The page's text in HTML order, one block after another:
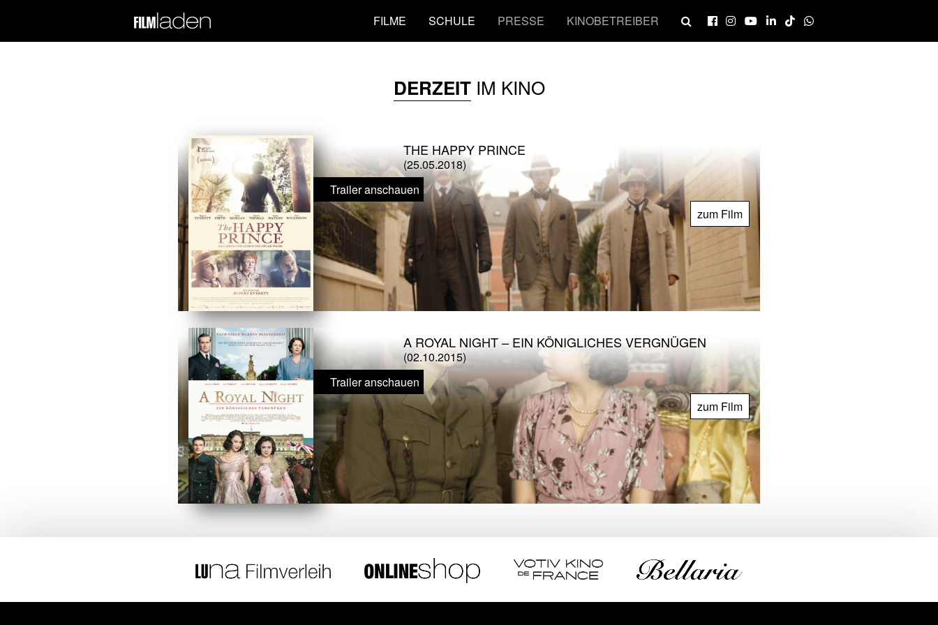
FILME SCHULE PRESSE KINOBETREIBER
DERZEITIM KINO
THE HAPPY PRINCE
(25.05.2018)
Trailer anschauen
zum Film
A ROYAL NIGHT – EIN KÖNIGLICHES VERGNÜGEN
(02.10.2015)
Trailer anschauen
zum Film